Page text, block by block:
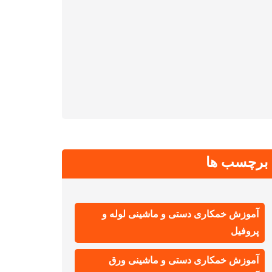
برچسب ها
آموزش خمکاری دستی و ماشینی لوله و
پروفیل
آموزش خمکاری دستی و ماشینی ورق